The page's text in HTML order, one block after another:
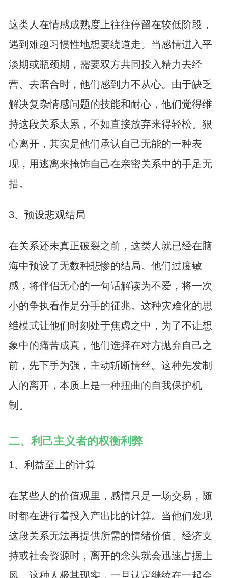
这类人在情感成熟度上往往停留在较低阶段，
遇到难题习惯性地想要绕道走。当感情进入平
淡期或瓶颈期，需要双方共同投入精力去经
营、去磨合时，他们感到力不从心。由于缺乏
解决复杂情感问题的技能和耐心，他们觉得维
持这段关系太累，不如直接放弃来得轻松。狠
心离开，其实是他们承认自己无能的一种表
现，用逃离来掩饰自己在亲密关系中的手足无
措。
3、预设悲观结局
在关系还未真正破裂之前，这类人就已经在脑
海中预设了无数种悲惨的结局。他们过度敏
感，将伴侣无心的一句话解读为不爱，将一次
小的争执看作是分手的征兆。这种灾难化的思
维模式让他们时刻处于焦虑之中，为了不让想
象中的痛苦成真，他们选择在对方抛弃自己之
前，先下手为强，主动斩断情丝。这种先发制
人的离开，本质上是一种扭曲的自我保护机
制。
二、利己主义者的权衡利弊
1、利益至上的计算
在某些人的价值观里，感情只是一场交易，随
时都在进行着投入产出比的计算。当他们发现
这段关系无法再提供所需的情绪价值、经济支
持或社会资源时，离开的念头就会迅速占据上
风。这种人极其现实，一旦认定继续在一起会